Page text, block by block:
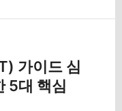
가이드 심
5대 핵심